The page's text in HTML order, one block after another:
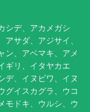
シデ、アカメガシ
サダ、アジサイ、
ン、アベマキ、アメ
ギリ、イタヤカエ
デ、イヌビワ、イヌ
グイスカグラ、ウコ
モドキ、ウルシ、ウ